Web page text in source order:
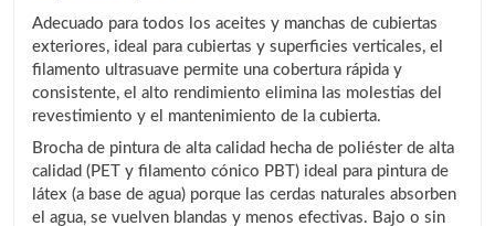
Adecuado para todos los aceites y manchas de cubiertas
exteriores, ideal para cubiertas y superficies verticales, el
filamento ultrasuave permite una cobertura rápida y
consistente, el alto rendimiento elimina las molestias del
revestimiento y el mantenimiento de la cubierta.
Brocha de pintura de alta calidad hecha de poliéster de alta
calidad (PET y filamento cónico PBT) ideal para pintura de
látex (a base de agua) porque las cerdas naturales absorben
el agua, se vuelven blandas y menos efectivas. Bajo o sin